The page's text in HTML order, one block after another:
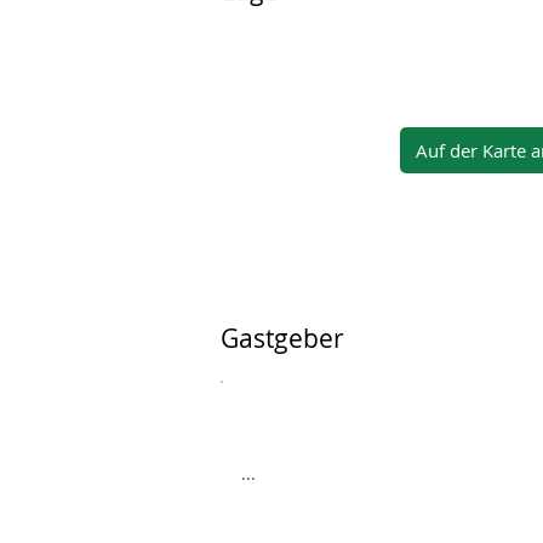
Auf der Karte
Gastgeber
...